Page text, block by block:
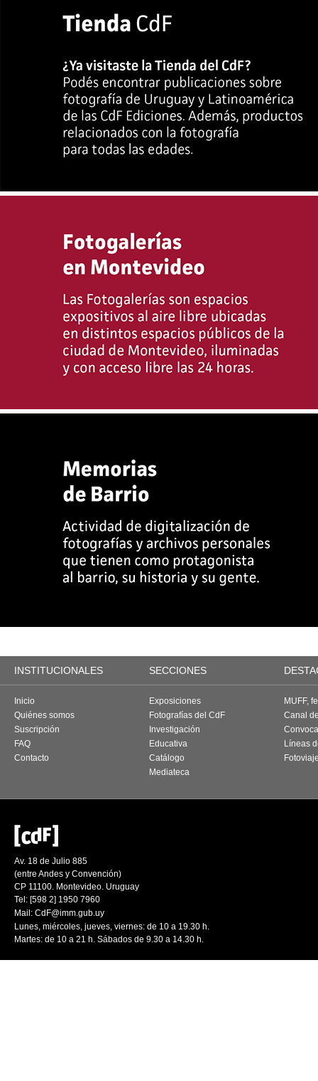
INSTITUCIONALES SECCIONES
Inicio
Quiénes somos
Suscripción
FAQ
Contacto
Exposiciones
Fotografías del CdF
Investigación
Educativa
Catálogo
Mediateca
MUFF,
Canal
Líneas
Av. 18 de Julio 885
(entre Andes y Convención)
CP 11100. Montevideo. Uruguay
Tel: [598 2] 1950 7960
Mail: CdF@imm.gub.uy
Lunes, miércoles, jueves, viernes: de 10 a 19.30 h.
Martes: de 10 a 21 h. Sábados de 9.30 a 14.30 h.